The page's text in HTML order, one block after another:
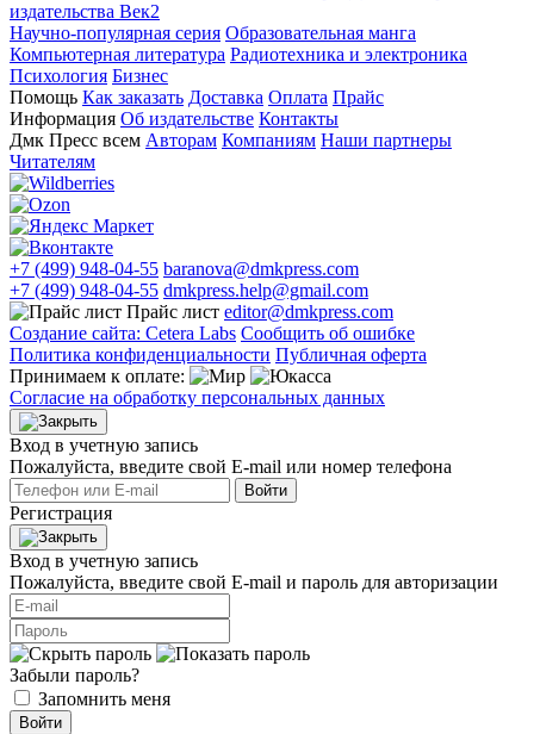
издательства Век2
Научно-популярная серия Образовательная манга
Компьютерная литература Радиотехника и электроника
Психология Бизнес
Помощь Как заказать Доставка Оплата Прайс
Информация Об издательстве Контакты
Дмк Пресс всем Авторам Компаниям Наши партнеры
Читателям
+7 (499) 948-04-55 baranova@dmkpress.com
+7 (499) 948-04-55 dmkpress.help@gmail.com
Прайс лист editor@dmkpress.com
Создание сайта: Cetera Labs Сообщить об ошибке
Политика конфиденциальности Публичная оферта
Принимаем к оплате:
Согласие на обработку персональных данных
Вход в учетную запись
Пожалуйста, введите свой E‑mail или номер телефона
Войти
Регистрация
Вход в учетную запись
Пожалуйста, введите свой E‑mail и пароль для авторизации
Забыли пароль?
Запомнить меня
Войти